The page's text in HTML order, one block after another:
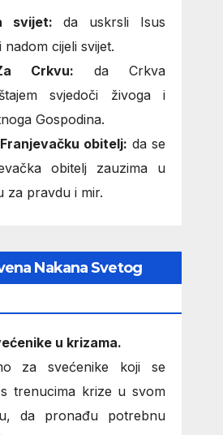
svijet: da uskrsli Isus
nadom cijeli svijet.
Crkvu: da Crkva
svjedoči živoga i
Gospodina.
obitelj: da se
obitelj zauzima u
za pravdu i mir.
Nakana Svetog
u krizama.
za svećenike koji se
trenucima krize u svom
da pronađu potrebnu